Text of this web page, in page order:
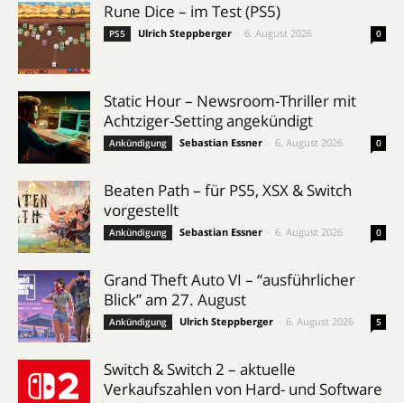
Rune Dice – im Test (PS5)
PS5 Ulrich Steppberger 6. August 2026 0
Static Hour – Newsroom-Thriller mit
Achtziger-Setting angekündigt
Ankündigung Sebastian Essner 6. August 2026 0
Beaten Path – für PS5, XSX & Switch
vorgestellt
Ankündigung Sebastian Essner 6. August 2026 0
Grand Theft Auto VI – “ausführlicher
Blick” am 27. August
Ankündigung Ulrich Steppberger 6. August 2026 5
Switch & Switch 2 – aktuelle
Verkaufszahlen von Hard- und Software